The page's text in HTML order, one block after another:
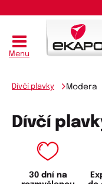
Menu
Dívčí plavky Modera
Dívčí
30 dní na